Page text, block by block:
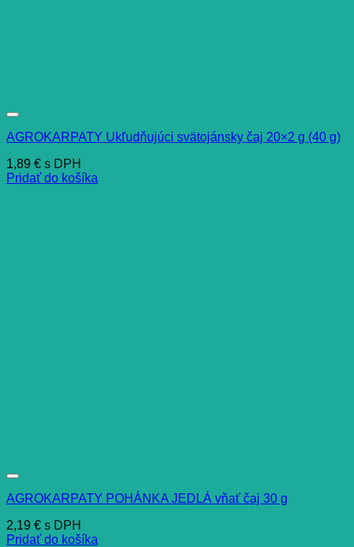
AGROKARPATY Ukľudňujúci svätojánsky čaj 20×2 g (40 g)
1,89 € s DPH
Pridať do košíka
AGROKARPATY POHÁNKA JEDLÁ vňať čaj 30 g
2,19 € s DPH
Pridať do košíka